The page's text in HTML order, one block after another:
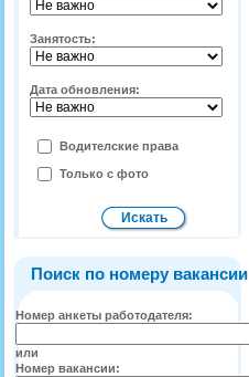
Занятость:
Дата обновления:
Водителские права
Только с фото
Поиск по номеру вакансии
Номер анкеты работодателя:
или
Номер вакансии: